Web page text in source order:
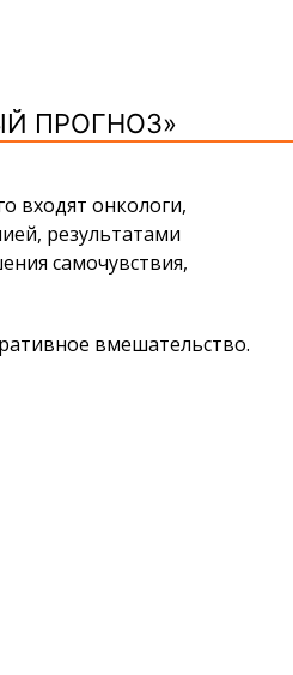
ПРОГНОЗ»
входят онкологи,
результатами
самочувствия,
вмешательство.